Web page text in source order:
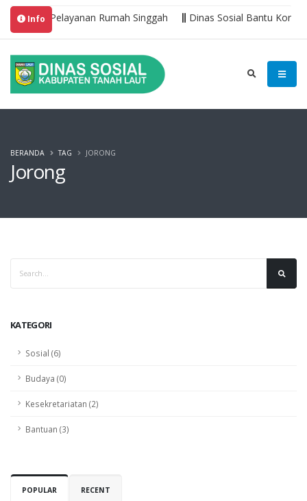
InfoPelayanan Rumah Singgah Dinas Sosial Bantu Korban
Jorong
BERANDA TAG JORONG
KATEGORI
Sosial (6)
Budaya (0)
Kesekretariatan (2)
Bantuan (3)
POPULAR RECENT